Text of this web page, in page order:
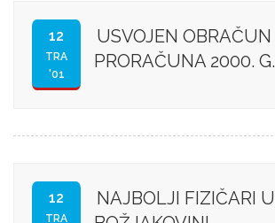
12
TRA
'01
USVOJEN OBRAČUN
PRORAČUNA 2000. G.
12
TRA
NAJBOLJI FIZIČARI U